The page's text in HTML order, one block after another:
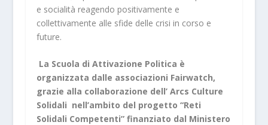
e socialità reagendo positivamente e
collettivamente alle sfide delle crisi in corso e
future.
La Scuola di Attivazione Politica è
organizzata dalle associazioni Fairwatch,
grazie alla collaborazione dell’ Arcs Culture
Solidali nell’ambito del progetto “Reti
Solidali Competenti” finanziato dal Ministero